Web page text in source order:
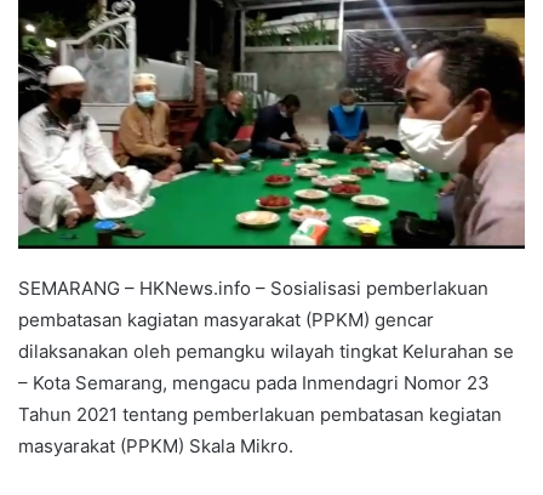
SEMARANG – HKNews.info – Sosialisasi pemberlakuan
pembatasan kagiatan masyarakat (PPKM) gencar
dilaksanakan oleh pemangku wilayah tingkat Kelurahan se
– Kota Semarang, mengacu pada Inmendagri Nomor 23
Tahun 2021 tentang pemberlakuan pembatasan kegiatan
masyarakat (PPKM) Skala Mikro.